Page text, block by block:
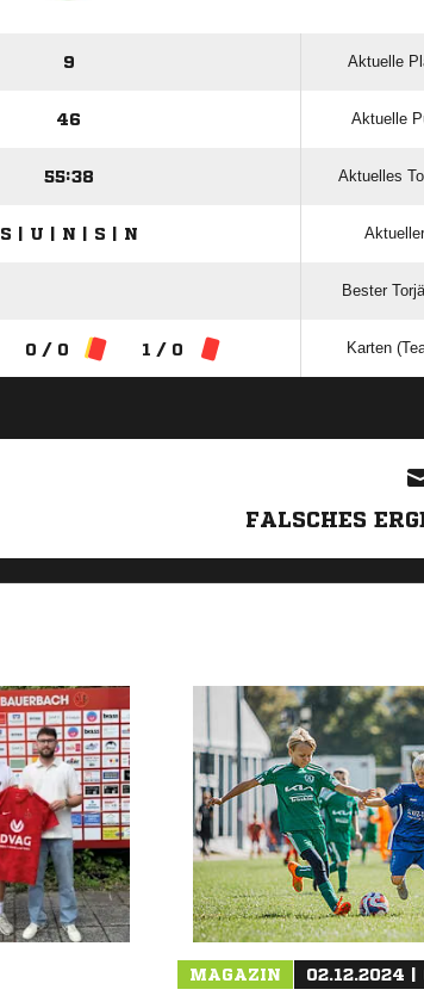
9 Aktuelle
46 Aktuelle
55:38 Aktuelles
S | U | N | S | N
Bester
0 / 0 1 / 0 Karten
FALSCHES
MAGAZIN 02.12.2024 |